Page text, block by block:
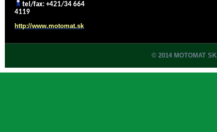
tel/fax: +421/34 664
4119
http://www.motomat.sk
© 2014